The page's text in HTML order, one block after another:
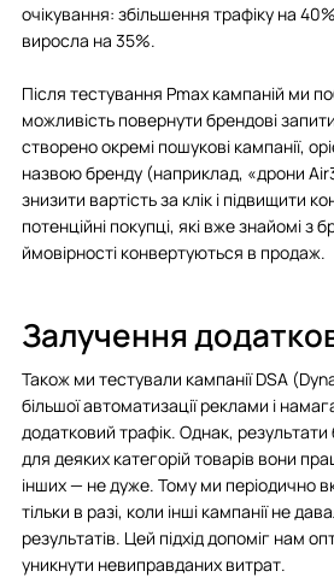
очікування: збільшення трафіку на
виросла на 35%.
Після тестування Pmax кампаній ми
можливість повернути брендові
створено окремі пошукові кампанії,
назвою бренду (наприклад, «дрони
знизити вартість за клік і підвищити
потенційні покупці, які вже знайомі з
ймовірності конвертуються в продаж.
Залучення
Також ми тестували кампанії DSA
більшої автоматизації реклами і
додатковий трафік. Однак,
для деяких категорій товарів вони
інших — не дуже. Тому ми періодично
тільки в разі, коли інші кампанії не
результатів. Цей підхід допоміг нам
уникнути невиправданих витрат.